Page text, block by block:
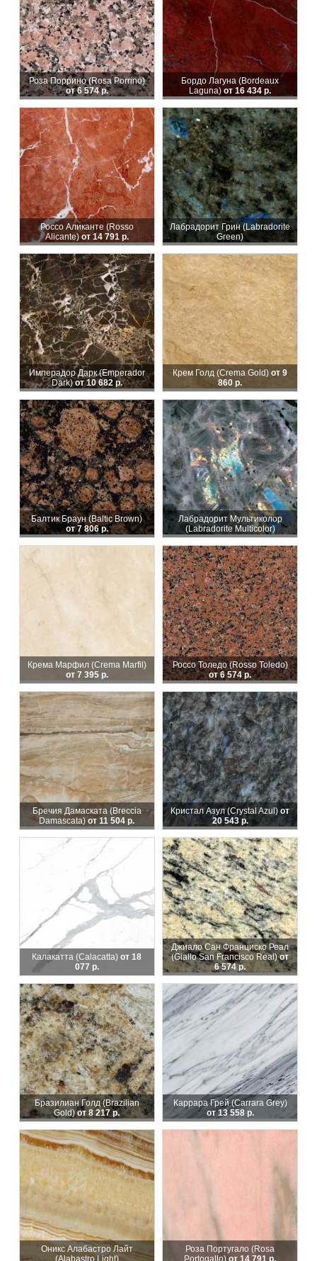
Роза Поррино (Rosa Porrino)
от 6 574 р.
Бордо Лагуна (Bordeaux
Laguna) от 16 434 р.
Россо Аликанте (Rosso
Alicante) от 14 791 р.
Лабрадорит Грин (Labradorite
Green)
Имперадор Дарк (Emperador
Dark)от 10 682 р.
Крем Голд (Crema Gold) от 9
860 р.
Балтик Браун (Baltic Brown)
от 7 806 р.
Лабрадорит Мультиколор
(Labradorite Multicolor)
Крема Марфил (Crema Marfil)
от 7 395 р.
Россо Толедо (Rosso Toledo)
от 6 574 р.
Бречия Дамаската (Breccia
Damascata)от 11 504 р.
Кристал Азул (Crystal Azul)от
20 543 р.
Калакатта (Calacatta)от 18
077 р.
Джиало Сан Франциско Реал
(Giallo San Francisco Real)от
6 574 р.
Бразилиан Голд (Brazilian
Gold)от 8 217 р.
Каррара Грей (Carrara Grey)
от 13 558 р.
Оникс Алабастро Лайт
Роза Португало (Rosa